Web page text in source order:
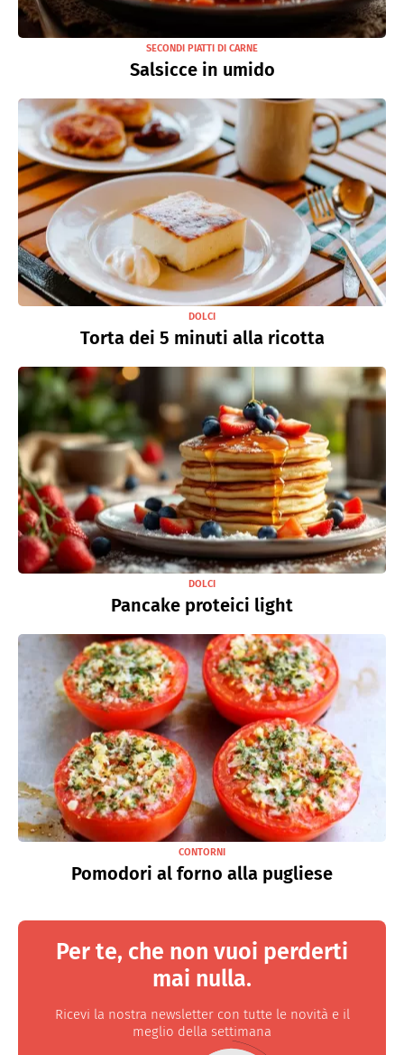
SECONDI PIATTI DI CARNE
Salsicce in umido
DOLCI
Torta dei 5 minuti alla ricotta
DOLCI
Pancake proteici light
CONTORNI
Pomodori al forno alla pugliese
Per te, che non vuoi perderti
mai nulla.
Ricevi la nostra newsletter con tutte le novità e il
meglio della settimana